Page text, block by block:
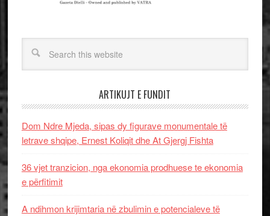
ARTIKUJT E FUNDIT
Dom Ndre Mjeda, sipas dy figurave monumentale të
letrave shqipe, Ernest Koliqit dhe At Gjergj Fishta
36 vjet tranzicion, nga ekonomia prodhuese te ekonomia
e përfitimit
A ndihmon krijimtaria në zbulimin e potencialeve të